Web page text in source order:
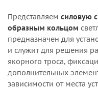
Представляем силовую
образным кольцом
предназначен для
и служит для решения
якорного троса,
дополнительных
зависимости от места